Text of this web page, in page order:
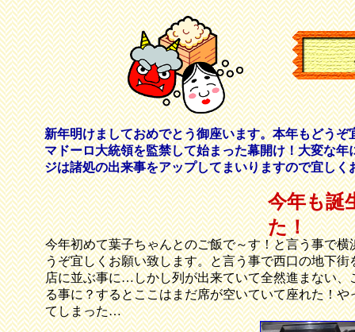
新年明けましておめでとう御座います。本年もどう
マドーロ大統領を監禁して始まった幕開け！大変な
ジは諸処の出来事をアップしてまいりますので宜しく
今年も誕
た！
今年初めて葉子ちゃんとのご飯で～す！と言う事で
うぞ宜しくお願い致します。と言う事で西口の地下
店に並ぶ事に…しかし列が出来ていて全然進まない
る事に？するとここはまだ席が空いていて座れた！
てしまった…